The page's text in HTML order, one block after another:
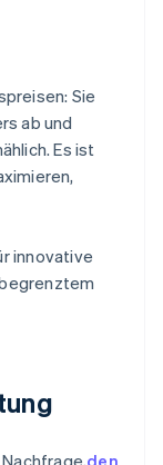
Sie
ab und
Es ist
innovative